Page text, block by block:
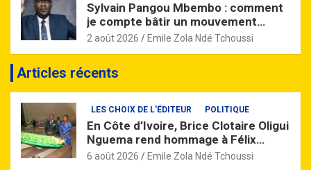
Sylvain Pangou Mbembo : comment
je compte bâtir un mouvement
olympique plus performant
2 août 2026 Emile Zola Ndé Tchoussi
Articles récents
LES CHOIX DE L'ÉDITEUR POLITIQUE
En Côte d’Ivoire, Brice Clotaire Oligui
Nguema rend hommage à Félix
Houphouët-Boigny
6 août 2026 Emile Zola Ndé Tchoussi